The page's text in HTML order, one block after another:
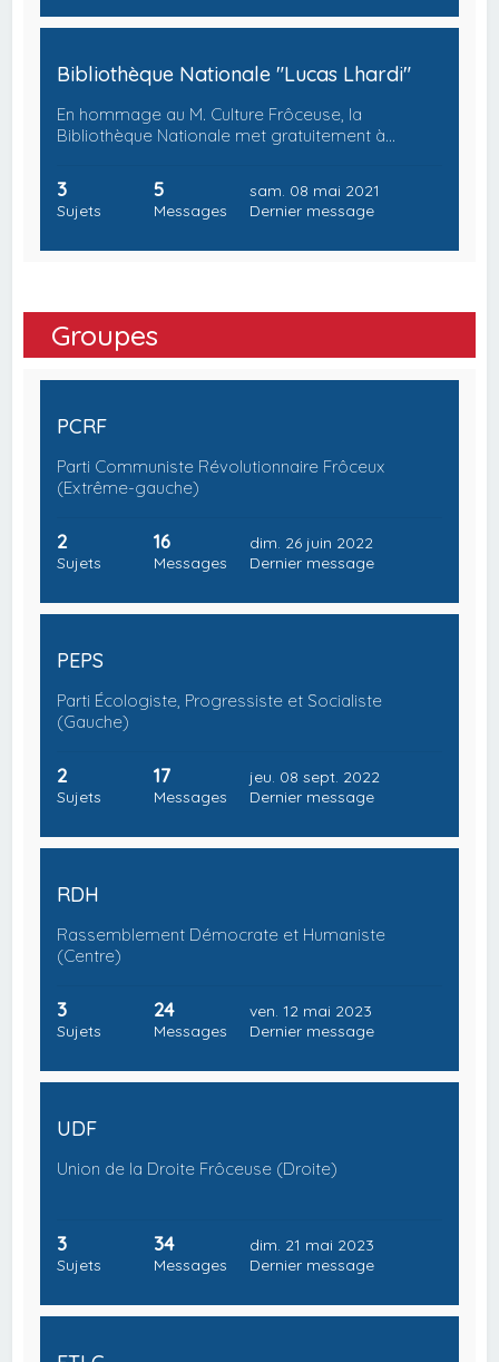
Bibliothèque Nationale "Lucas Lhardi"
En hommage au M. Culture Frôceuse, la
Bibliothèque Nationale met gratuitement à…
3
Sujets
5
Messages
sam. 08 mai 2021
Dernier message
Groupes
PCRF
Parti Communiste Révolutionnaire Frôceux
(Extrême-gauche)
2
Sujets
16
Messages
dim. 26 juin 2022
Dernier message
PEPS
Parti Écologiste, Progressiste et Socialiste
(Gauche)
2
Sujets
17
Messages
jeu. 08 sept. 2022
Dernier message
RDH
Rassemblement Démocrate et Humaniste
(Centre)
3
Sujets
24
Messages
ven. 12 mai 2023
Dernier message
UDF
Union de la Droite Frôceuse (Droite)
3
Sujets
34
Messages
dim. 21 mai 2023
Dernier message